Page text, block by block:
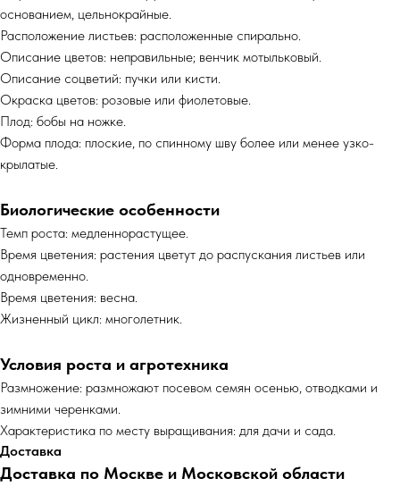
основанием, цельнокрайные.
Расположение листьев: расположенные спирально.
Описание цветов: неправильные; венчик мотыльковый.
Описание соцветий: пучки или кисти.
Окраска цветов: розовые или фиолетовые.
Плод: бобы на ножке.
Форма плода: плоские, по спинному шву более или менее узко-
крылатые.
Биологические особенности
Темп роста: медленнорастущее.
Время цветения: растения цветут до распускания листьев или
одновременно.
Время цветения: весна.
Жизненный цикл: многолетник.
Условия роста и агротехника
Размножение: размножают посевом семян осенью, отводками и
зимними черенками.
Характеристика по месту выращивания: для дачи и сада.
Доставка
Доставка по Москве и Московской области